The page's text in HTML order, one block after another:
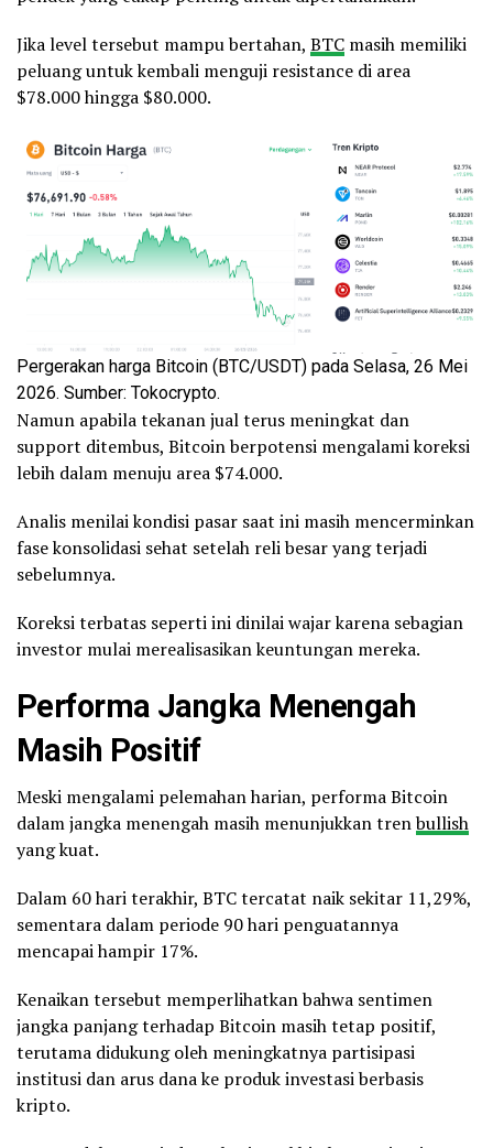
Jika level tersebut mampu bertahan, BTC masih memiliki
peluang untuk kembali menguji resistance di area
$78.000 hingga $80.000.
Pergerakan harga Bitcoin (BTC/USDT) pada Selasa, 26 Mei
2026. Sumber: Tokocrypto.
Namun apabila tekanan jual terus meningkat dan
support ditembus, Bitcoin berpotensi mengalami koreksi
lebih dalam menuju area $74.000.
Analis menilai kondisi pasar saat ini masih mencerminkan
fase konsolidasi sehat setelah reli besar yang terjadi
sebelumnya.
Koreksi terbatas seperti ini dinilai wajar karena sebagian
investor mulai merealisasikan keuntungan mereka.
Performa Jangka Menengah
Masih Positif
Meski mengalami pelemahan harian, performa Bitcoin
dalam jangka menengah masih menunjukkan trenbullish
yang kuat.
Dalam 60 hari terakhir, BTC tercatat naik sekitar 11,29%,
sementara dalam periode 90 hari penguatannya
mencapai hampir 17%.
Kenaikan tersebut memperlihatkan bahwa sentimen
jangka panjang terhadap Bitcoin masih tetap positif,
terutama didukung oleh meningkatnya partisipasi
institusi dan arus dana ke produk investasi berbasis
kripto.